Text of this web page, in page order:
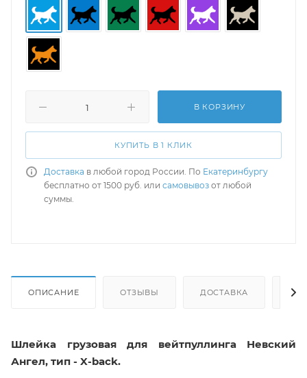
В КОРЗИНУ
КУПИТЬ В 1 КЛИК
Доставка в любой город России. По Екатеринбургу
бесплатно от 1500 руб. или самовывоз от любой
суммы.
ОПИСАНИЕ ОТЗЫВЫ ДОСТАВКА
Шлейка грузовая для вейтпуллинга Невский
Ангел, тип - X-back.